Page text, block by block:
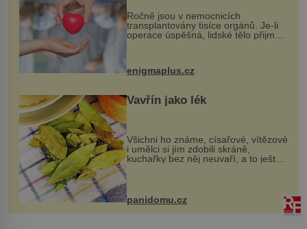
Ročně jsou v nemocnicích
transplantovány tisíce orgánů. Je-li
operace úspěšná, lidské tělo přijme
enigmaplus.cz
Vavřín jako lék
Všichni ho známe, císařové, vítězové
i umělci si jím zdobili skráně,
kuchařky bez něj neuvaří, a to ještě
nevíte, že bobkový list může výrazně
zmírnit některé naše neduhy.
Obsahuje v malém množství ně...
panidomu.cz